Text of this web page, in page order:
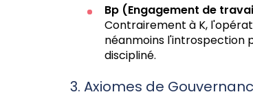
Bp (Engagement de
Contrairement à K,
néanmoins l'introspection
discipliné.
3. Axiomes de